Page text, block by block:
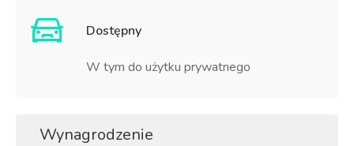
Dostępny
W tym do użytku prywatnego
Wynagrodzenie